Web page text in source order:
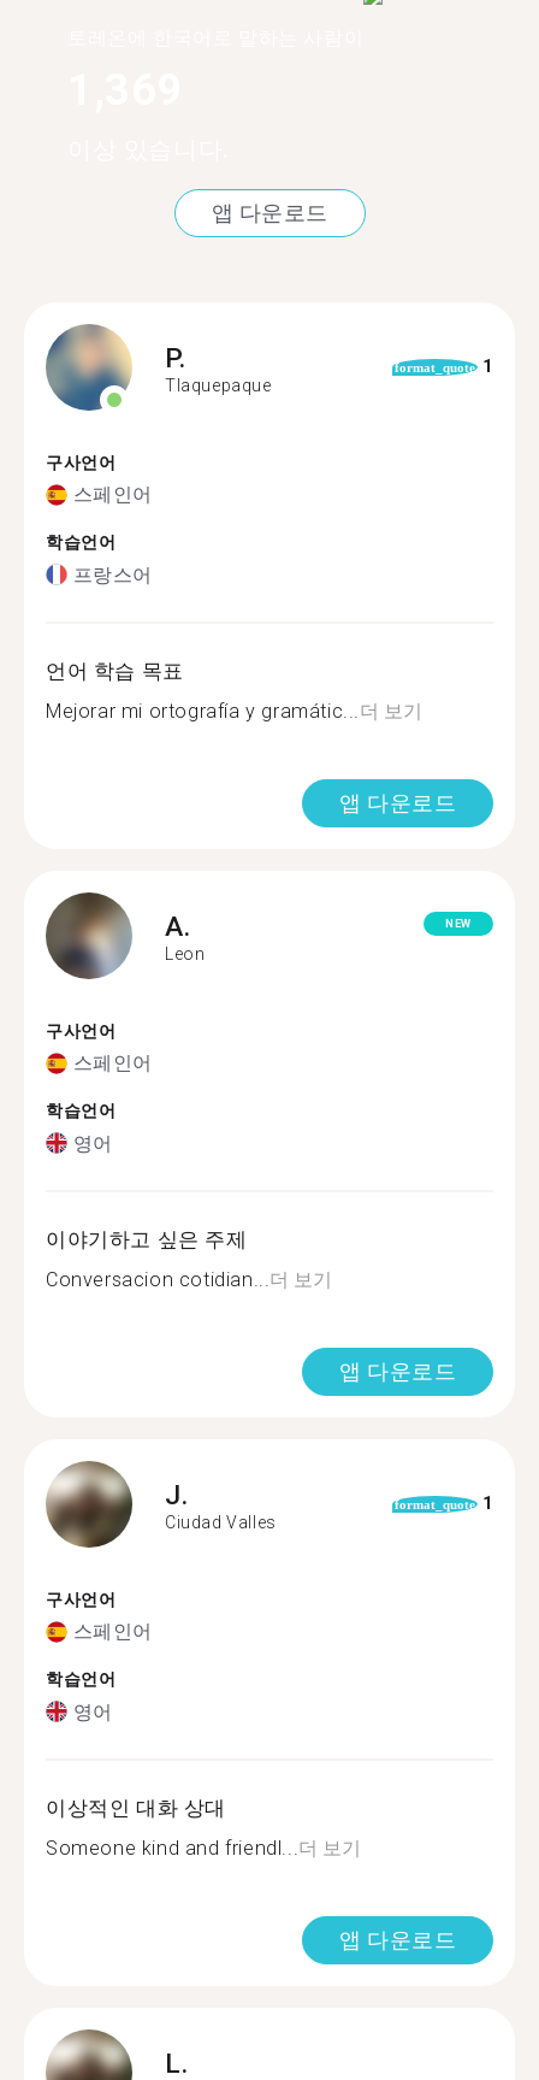
앱 다운로드
P.
Tlaquepaque
format_quote 1
구사언어
스페인어
학습언어
프랑스어
언어 학습 목표
Mejorar mi ortografía y gramátic... 더 보기
앱 다운로드
A.
Leon
NEW
구사언어
스페인어
학습언어
영어
이야기하고 싶은 주제
Conversacion cotidian... 더 보기
앱 다운로드
J.
Ciudad Valles
format_quote 1
구사언어
스페인어
학습언어
영어
이상적인 대화 상대
Someone kind and friendl... 더 보기
앱 다운로드
L.